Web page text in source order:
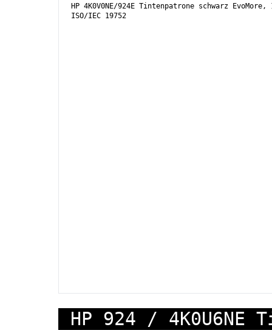
HP 4K0V0NE/924E Tintenpatrone schwarz
ISO/IEC 19752
HP 924 / 4K0U6NE